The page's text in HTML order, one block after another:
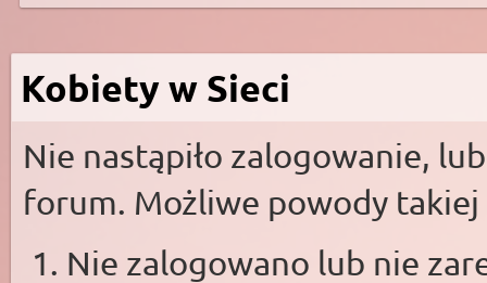
Kobiety w Sieci
Nie nastąpiło zalogowanie,
forum. Możliwe powody takiej
Nie zalogowano lub nie